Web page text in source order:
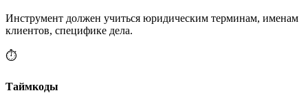
Инструмент должен учиться юридическим терминам, именам
клиентов, специфике дела.
⏱️
Таймкоды